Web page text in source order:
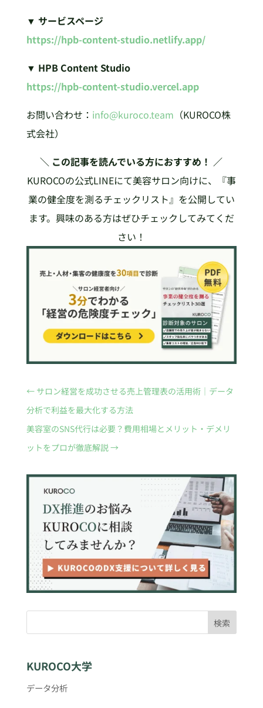
▼ サービスページ
https://hpb-content-studio.netlify.app/
▼ HPB Content Studio
https://hpb-content-studio.vercel.app
お問い合わせ： info@kuroco.team （KUROCO株
式会社）
＼ この記事を読んでいる方におすすめ！ ／
KUROCOの公式LINEにて美容サロン向けに、『事
業の健全度を測るチェックリスト』を公開してい
ます。興味のある方はぜひチェックしてみてくだ
さい！
← サロン経営を成功させる売上管理表の活用術｜データ
分析で利益を最大化する方法
美容室のSNS代行は必要？費用相場とメリット・デメリ
ットをプロが徹底解説→
検索
KUROCO大学
データ分析